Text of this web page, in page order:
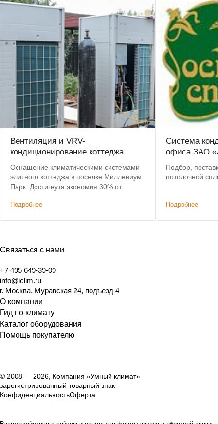
Вентиляция и VRV-
кондиционирование коттеджа
Оснащение климатическими системами
элитного коттеджа в поселке Миллениум
Парк. Достигнута экономия 30% от
переподбора.
Подробнее
Система
офиса ЗАО
Подбор,
потолочной
Подробнее
Связаться с нами
+7 495 649-39-09
info@iclim.ru
г. Москва, Муравская 24, подъезд 4
О компании
Гид по климату
Каталог оборудования
Помощь покупателю
© 2008 — 2026, Компания «Умный климат»
зарегистрированный товарный знак
КонфиденциальностьОферта